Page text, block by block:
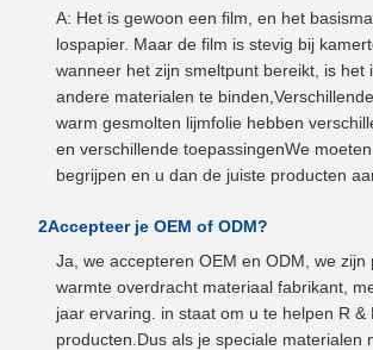
A: Het is gewoon een film, en het
lospapier. Maar de film is stevig bij
wanneer het zijn smeltpunt bereikt, is het
andere materialen te
warm gesmolten lijmfolie hebben
en verschillende toepassingenWe
begrijpen en u dan de juiste producten
2Accepteer je OEM of ODM?
Ja, we accepteren OEM en ODM, we zijn
warmte overdracht materiaal fabrikant,
jaar ervaring. in staat om u te helpen R &
producten.Dus als je speciale materialen